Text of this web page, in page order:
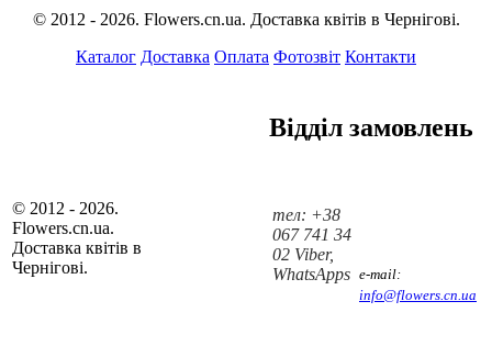
© 2012 - 2026. Flowers.cn.ua. Доставка квітів в Чернігові.
Каталог Доставка Оплата Фотозвіт Контакти
© 2012 - 2026.
Flowers.cn.ua.
Доставка квітів в
Чернігові.
Відділ замовлень
тел: +38
067 741 34
02 Viber,
WhatsApps e-mail:
info@flowers.cn.ua